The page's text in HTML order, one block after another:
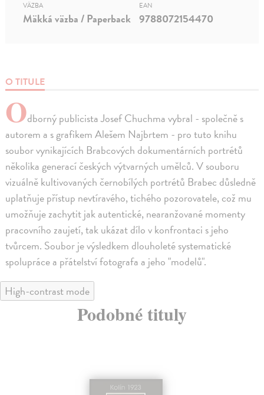
O TITULE
Odborný publicista Josef Chuchma vybral - společně s
autorem a s grafikem Alešem Najbrtem - pro tuto knihu
soubor vynikajících Brabcových dokumentárních portrétů
několika generací českých výtvarných umělců. V souboru
vizuálně kultivovaných černobílých portrétů Brabec důsledně
uplatňuje přístup nevtíravého, tichého pozorovatele, což mu
umožňuje zachytit jak autentické, nearanžované momenty
pracovního zaujetí, tak ukázat dílo v konfrontaci s jeho
tvůrcem. Soubor je výsledkem dlouholeté systematické
spolupráce a přátelství fotografa a jeho "modelů".
VÄZBA
Mäkká väzba / Paperback
EAN
9788072154470
High-contrast mode
Podobné tituly